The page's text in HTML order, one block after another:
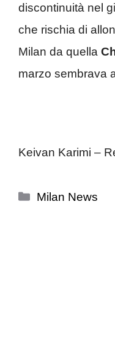
discontinuità nel
che rischia di
Milan da quella
marzo sembrava
Keivan Karimi –
Categorie
Milan News